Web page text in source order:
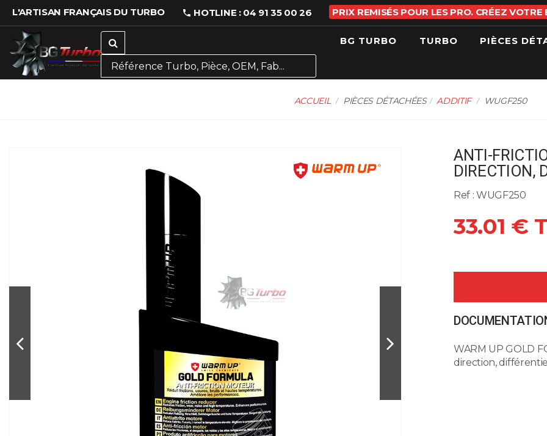
L'ARTISAN FRANÇAIS DU TURBO HOTLINE : 04 91 35 00 26 PRIX REMISÉS POUR LES PRO. CRÉEZ VOTRE
BG TURBO TURBO PIÈCES
ACCUEIL PIÈCES DÉTACHÉES ADDITIF WUGF250
ANTI-
DIRECTION,
Ref : WUGF250
33.01 €
WARM UP GOLD
direction,